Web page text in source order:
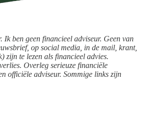
Ik ben geen financieel adviseur. Geen van
op social media, in de mail, krant,
zijn te lezen als financieel advies.
Overleg serieuze financiële
officiële adviseur. Sommige links zijn